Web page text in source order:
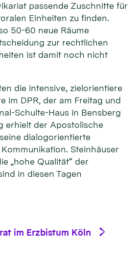
passende Zuschnitte für
Einheiten zu finden.
50-60 neue Räume
zur rechtlichen
ist damit noch nicht
die intensive, zielorientiere
im DPR, der am Freitag und
Schulte-Haus in Bensberg
erhielt der Apostolische
dialogorientierte
Steinhäuser
„hohe Qualität“ der
in diesen Tagen
im Erzbistum Köln